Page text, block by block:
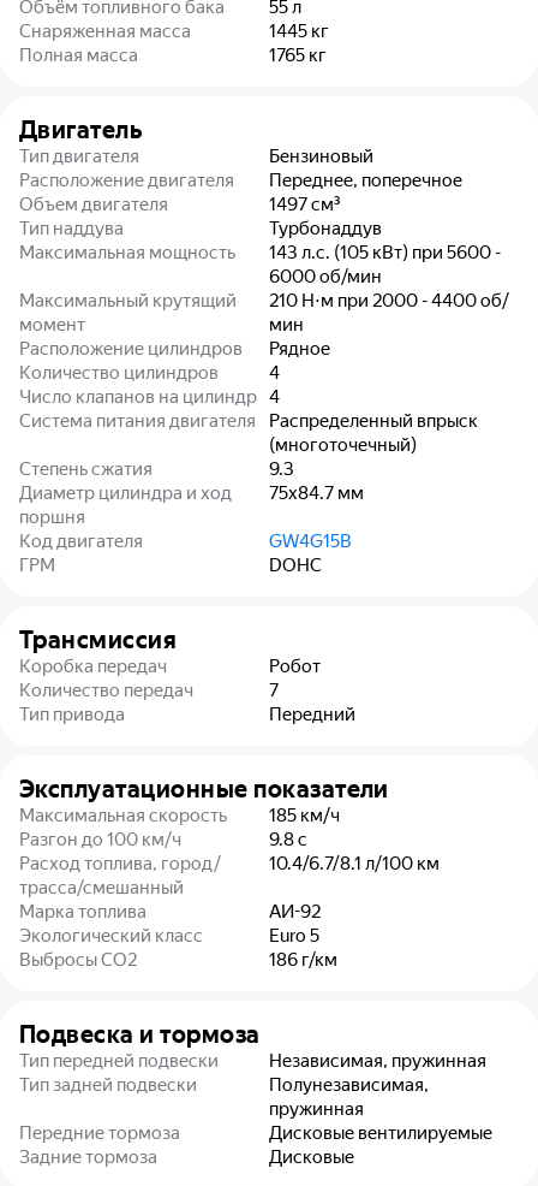
Объём топливного бака 55л
Снаряженная масса
1445 кг
Полная масса
1765 кг
Двигатель
Тип двигателя
Бензиновый
Расположение двигателя
Переднее, поперечное
Объем двигателя
1497см³
Тип наддува
Турбонаддув
Максимальная мощность
143 л.с. (105 кВт) при 5600 -
6000 об/мин
Максимальный крутящий
момент
210 Н⋅м при 2000 - 4400 об/
мин
Расположение цилиндров
Рядное
Количество цилиндров
4
Число клапанов на цилиндр 4
Система питания двигателя
Распределенный впрыск
(многоточечный)
Степень сжатия
9.3
Диаметр цилиндра и ход
поршня
75x84.7 мм
Код двигателя
GW4G15B
ГРМ
DOHC
Трансмиссия
Коробка передач
Робот
Количество передач
7
Тип привода
Передний
Эксплуатационные показатели
Максимальная скорость 185 км/ч
Разгон до 100 км/ч
9.8с
Расход топлива, город/
трасса/смешанный
10.4/6.7/8.1 л/100 км
Марка топлива
АИ-92
Экологический класс
Euro 5
Выбросы CO2
186 г/км
Подвеска и тормоза
Тип передней подвески
Независимая, пружинная
Тип задней подвески
Полунезависимая,
пружинная
Передние тормоза
Дисковые вентилируемые
Задние тормоза
Дисковые